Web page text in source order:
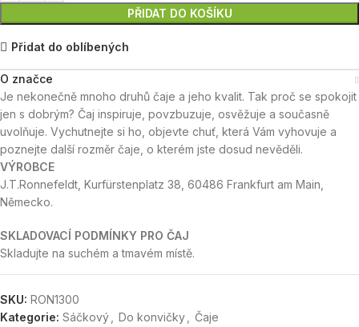
PŘIDAT DO KOŠÍKU
Přidat do oblíbených
O značce
Je nekonečně mnoho druhů čaje a jeho kvalit. Tak proč se spokojit
jen s dobrým? Čaj inspiruje, povzbuzuje, osvěžuje a současně
uvolňuje. Vychutnejte si ho, objevte chuť, která Vám vyhovuje a
poznejte další rozměr čaje, o kterém jste dosud nevěděli.
VÝROBCE
J.T.Ronnefeldt, Kurfürstenplatz 38, 60486 Frankfurt am Main,
Německo.
SKLADOVACÍ PODMÍNKY PRO ČAJ
Skladujte na suchém a tmavém místě.
SKU: RON1300
Kategorie: Sáčkový Do konvičky
Čaje